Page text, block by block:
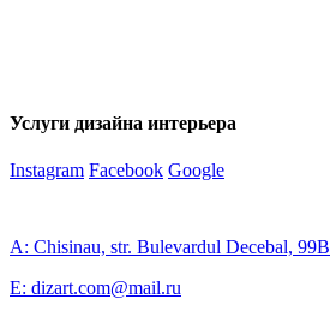
Услуги дизайна интерьера
Instagram Facebook Google
A: Chisinau, str. Bulevardul Decebal, 99B
E: dizart.com@mail.ru